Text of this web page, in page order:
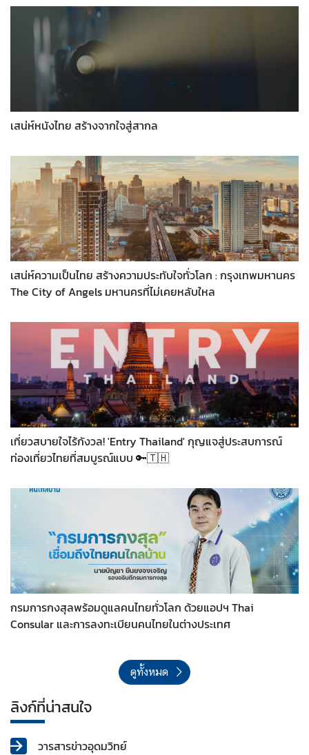
เสน่ห์หนังไทย สร้างจากใจสู่สากล
เสน่ห์ความเป็นไทย สร้างความประทับใจทั่วโลก : กรุงเทพมหานคร
The City of Angels มหานครที่ไม่เคยหลับใหล
เที่ยวสบายใจไร้กังวล! 'Entry Thailand' กุญแจสู่ประสบการณ์
ท่องเที่ยวไทยที่สมบูรณ์แบบ 🔑🇹🇭
กรมการกงสุลพร้อมดูแลคนไทยทั่วโลก ด้วยแอปฯ Thai
Consular และการลงทะเบียนคนไทยในต่างประเทศ
ดูทั้งหมด
ลิงก์ที่น่าสนใจ
วารสารข่าวอุดมวิทย์